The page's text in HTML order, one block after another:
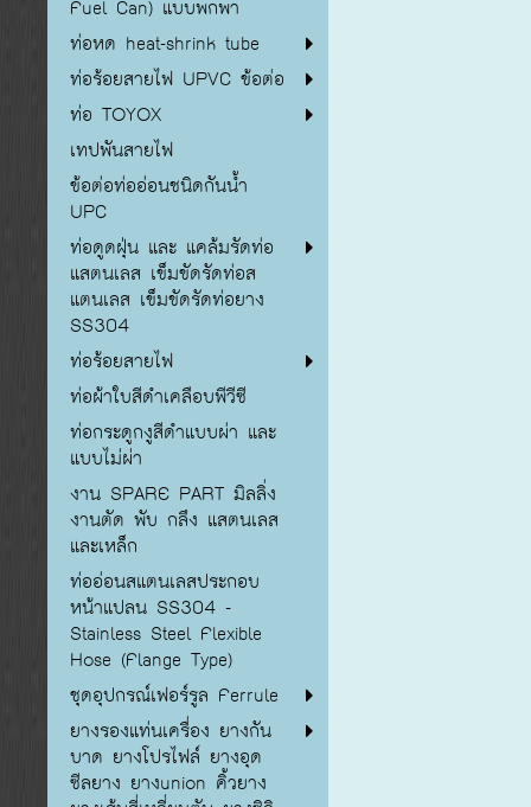
Fuel Can) แบบพกพา
ท่อหด heat-shrink tube
ท่อร้อยสายไฟ UPVC ข้อต่อ
ท่อ TOYOX
เทปพันสายไฟ
ข้อต่อท่ออ่อนชนิดกันน้ำ
UPC
ท่อดูดฝุ่น และ แคล้มรัดท่อ
แสตนเลส เข็มขัดรัดท่อส
แตนเลส เข็มขัดรัดท่อยาง
SS304
ท่อร้อยสายไฟ
ท่อผ้าใบสีดำเคลือบพีวีซี
ท่อกระดูกงูสีดำแบบผ่า และ
แบบไม่ผ่า
งาน SPARE PART มิลลิ่ง
งานตัด พับ กลึง แสตนเลส
และเหล็ก
ท่ออ่อนสแตนเลสประกอบ
หน้าแปลน SS304 -
Stainless Steel Flexible
Hose (Flange Type)
ชุดอุปกรณ์เฟอร์รูล Ferrule
ยางรองแท่นเครื่อง ยางกัน
บาด ยางโปรไฟล์ ยางอุด
ซีลยาง ยางunion คิ้วยาง